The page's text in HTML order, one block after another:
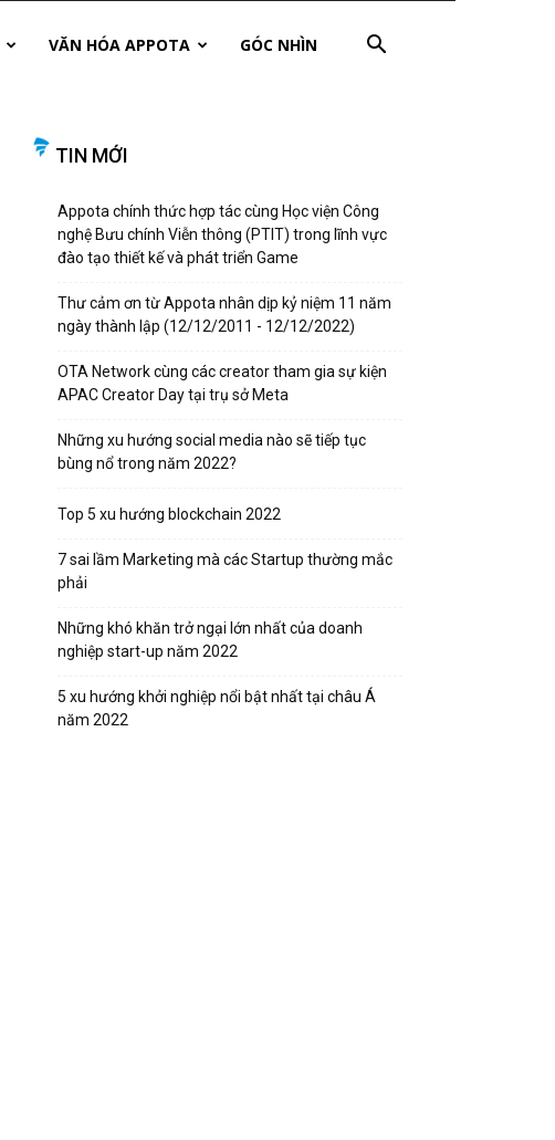
VĂN HÓA APPOTA GÓC NHÌN
TIN MỚI
Appota chính thức hợp tác cùng Học viện Công
nghệ Bưu chính Viễn thông (PTIT) trong lĩnh vực
đào tạo thiết kế và phát triển Game
Thư cảm ơn từ Appota nhân dịp kỷ niệm 11 năm
ngày thành lập (12/12/2011 - 12/12/2022)
OTA Network cùng các creator tham gia sự kiện
APAC Creator Day tại trụ sở Meta
Những xu hướng social media nào sẽ tiếp tục
bùng nổ trong năm 2022?
Top 5 xu hướng blockchain 2022
7 sai lầm Marketing mà các Startup thường mắc
phải
Những khó khăn trở ngại lớn nhất của doanh
nghiệp start-up năm 2022
5 xu hướng khởi nghiệp nổi bật nhất tại châu Á
năm 2022